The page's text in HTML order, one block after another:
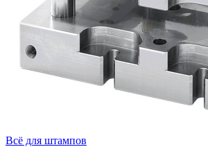
Всё для штампов